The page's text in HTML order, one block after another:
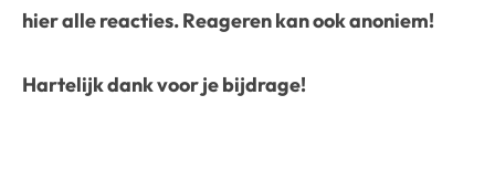
hieralle reacties. Reageren kan ook anoniem!
Hartelijk dank voor je bijdrage!